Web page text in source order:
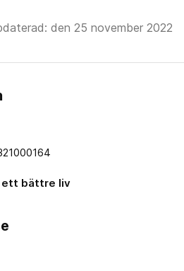
den 25 november 2022
ett bättre liv